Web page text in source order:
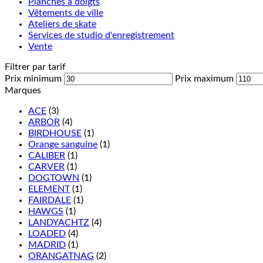
Vêtements de ville
Ateliers de skate
Services de studio d'enregistrement
Vente
Filtrer par tarif
Prix minimum
Prix maximum
Marques
ACE (3)
ARBOR (4)
BIRDHOUSE (1)
Orange sanguine (1)
CALIBER (1)
CARVER (1)
DOGTOWN (1)
ELEMENT (1)
FAIRDALE (1)
HAWGS (1)
LANDYACHTZ (4)
LOADED (4)
MADRID (1)
ORANGATNAG (2)